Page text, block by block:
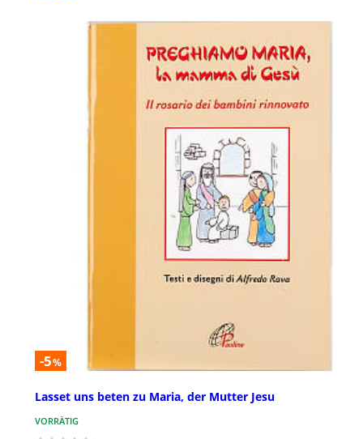
-5%
Lasset uns beten zu Maria, der Mutter Jesu
VORRÄTIG